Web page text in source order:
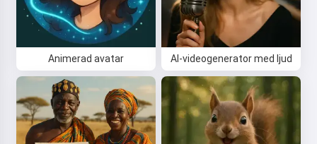
Animerad avatar AI-videogenerator med ljud